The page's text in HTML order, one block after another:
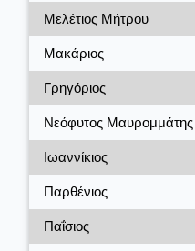
Μελέτιος Μήτρου
Μακάριος
Γρηγόριος
Νεόφυτος Μαυρομμάτης
Ιωαννίκιος
Παρθένιος
Παΐσιος